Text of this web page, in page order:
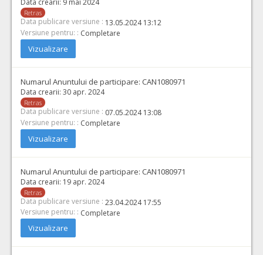
Data crearii: 9 mai 2024
Retras
Data publicare versiune : 13.05.2024 13:12
Versiune pentru: : Completare
Vizualizare
Numarul Anuntului de participare: CAN1080971
Data crearii: 30 apr. 2024
Retras
Data publicare versiune : 07.05.2024 13:08
Versiune pentru: : Completare
Vizualizare
Numarul Anuntului de participare: CAN1080971
Data crearii: 19 apr. 2024
Retras
Data publicare versiune : 23.04.2024 17:55
Versiune pentru: : Completare
Vizualizare